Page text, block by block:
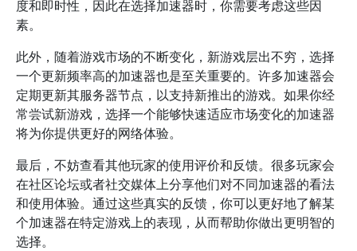
度和即时性，因此在选择加速器时，你需要考虑这些因
素。
此外，随着游戏市场的不断变化，新游戏层出不穷，选择
一个更新频率高的加速器也是至关重要的。许多加速器会
定期更新其服务器节点，以支持新推出的游戏。如果你经
常尝试新游戏，选择一个能够快速适应市场变化的加速器
将为你提供更好的网络体验。
最后，不妨查看其他玩家的使用评价和反馈。很多玩家会
在社区论坛或者社交媒体上分享他们对不同加速器的看法
和使用体验。通过这些真实的反馈，你可以更好地了解某
个加速器在特定游戏上的表现，从而帮助你做出更明智的
选择。